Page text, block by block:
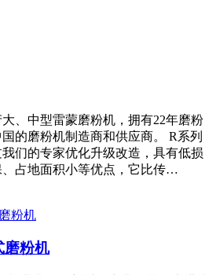
、中型雷蒙磨粉机，拥有22年磨粉
的磨粉机制造商和供应商。 R系列
们的专家优化升级改造，具有低损
占地面积小等优点，它比传…
粉机